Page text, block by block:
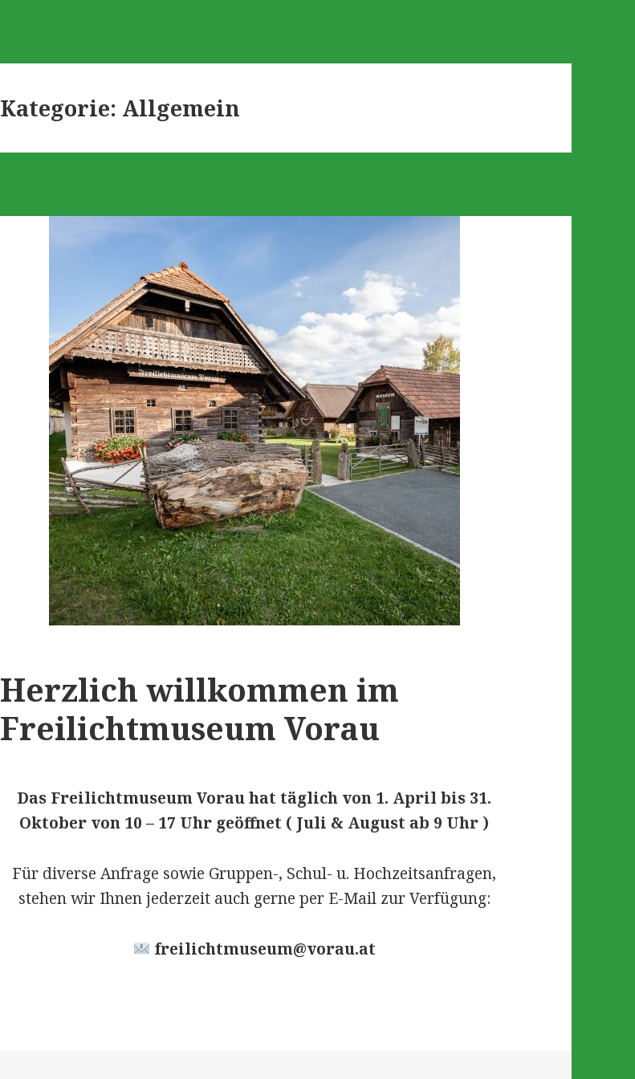
Kategorie: Allgemein
Herzlich willkommen im
Freilichtmuseum Vorau
Das Freilichtmuseum Vorau hat täglich von 1. April bis 31.
Oktober von 10 – 17 Uhr geöffnet ( Juli & August ab 9 Uhr )
Für diverse Anfrage sowie Gruppen-, Schul- u. Hochzeitsanfragen,
stehen wir Ihnen jederzeit auch gerne per E-Mail zur Verfügung:
freilichtmuseum@vorau.at